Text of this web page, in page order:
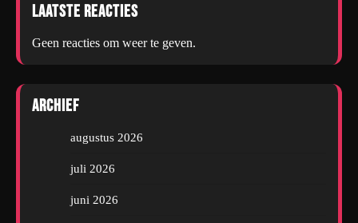
Laatste reacties
Geen reacties om weer te geven.
Archief
augustus 2026
juli 2026
juni 2026